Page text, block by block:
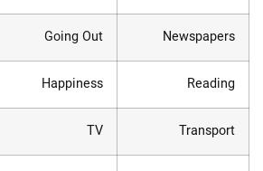
Newspapers
Going Out
Reading
Happiness
Transport
TV